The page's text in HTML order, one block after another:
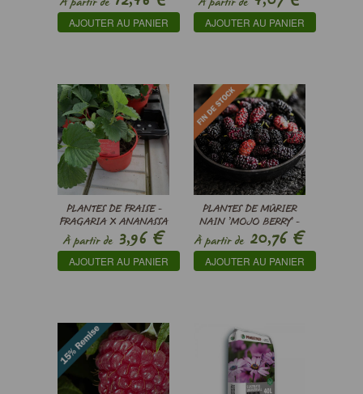
AJOUTER AU PANIER AJOUTER AU PANIER
PLANTES DE FRAISE -
FRAGARIA X ANANASSA
À partir de3,96€
AJOUTER AU PANIER
PLANTES DE MÛRIER
NAIN ’MOJO BERRY’ -
MORUS ROTUNDILOBA
À partir de20,76€
AJOUTER AU PANIER